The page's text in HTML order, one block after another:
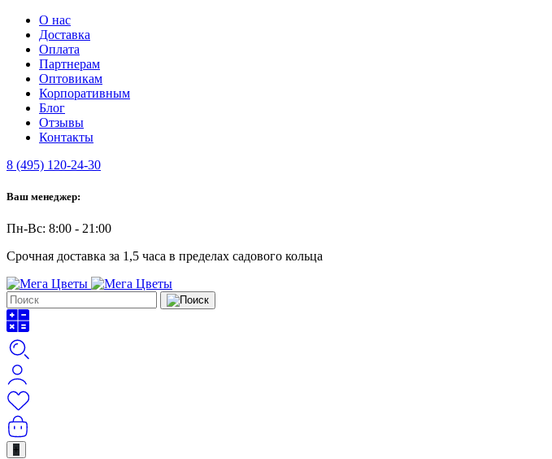
О нас
Доставка
Оплата
Партнерам
Оптовикам
Корпоративным
Блог
Отзывы
Контакты
8 (495) 120-24-30
Ваш менеджер:
Пн-Вс: 8:00 - 21:00
Срочная доставка за 1,5 часа в пределах садового кольца
+